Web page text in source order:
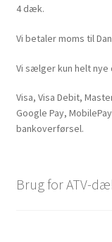
4 dæk.
Vi betaler moms til
Vi sælger kun helt
Visa, Visa Debit,
Google Pay,
bankoverførsel.
Brug for ATV-